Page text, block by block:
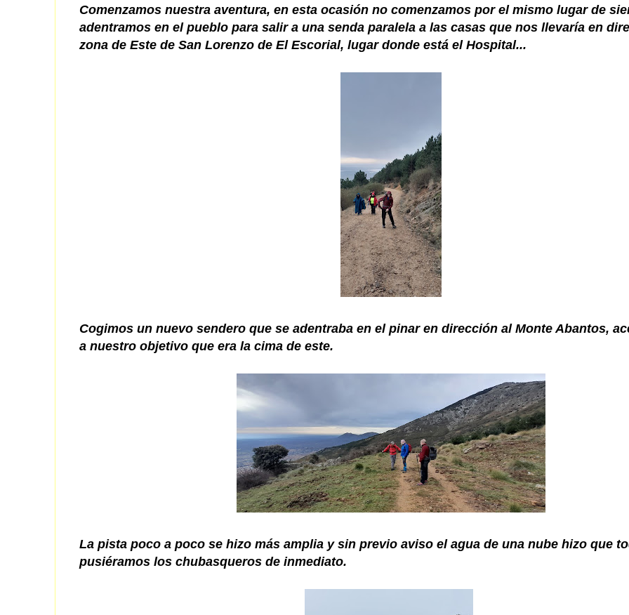
Comenzamos nuestra aventura, en esta ocasión no comenzamos por el mismo lugar de
adentramos en el pueblo para salir a una senda paralela a las casas que nos llevaría en
zona de Este de San Lorenzo de El Escorial, lugar donde está el Hospital...
Cogimos un nuevo sendero que se adentraba en el pinar en dirección al Monte Abantos,
a nuestro objetivo que era la cima de este.
La pista poco a poco se hizo más amplia y sin previo aviso el agua de una nube hizo que
pusiéramos los chubasqueros de inmediato.